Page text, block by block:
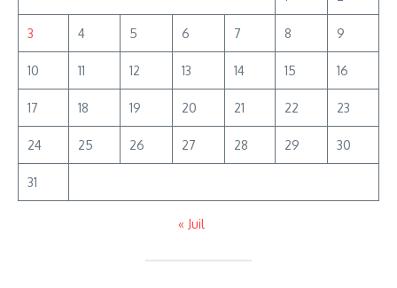
3 4 5 6 7 8 9
10 11 12 13 14 15 16
17 18 19 20 21 22 23
24 25 26 27 28 29 30
31
« Juil